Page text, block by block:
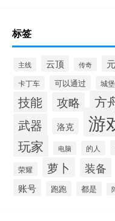
标签
主线 云顶 传奇
卡丁车 可以通过 城堡
技能 攻略 方
武器 洛克 游
玩家 电脑 的人
荣耀 萝卜 装备
账号 跑跑 都是